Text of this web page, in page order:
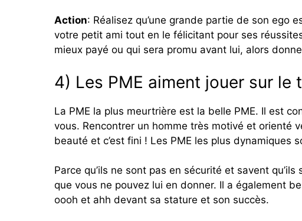
Action: Réalisez qu’une grande partie de son ego
votre petit ami tout en le félicitant pour ses
mieux payé ou qui sera promu avant lui, alors
4) Les PME aiment jouer sur le
La PME la plus meurtrière est la belle PME. Il est
vous. Rencontrer un homme très motivé et orienté
beauté et c’est fini ! Les PME les plus dynamiques
Parce qu’ils ne sont pas en sécurité et savent
que vous ne pouvez lui en donner. Il a également
oooh et ahh devant sa stature et son succès.